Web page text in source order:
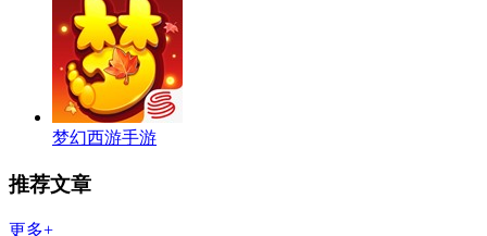
梦幻西游手游
推荐文章
更多+